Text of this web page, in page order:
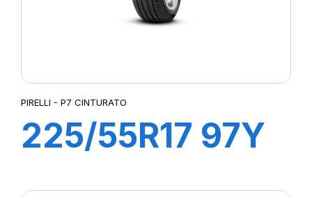
PIRELLI - P7 CINTURATO
225/55R17 97Y